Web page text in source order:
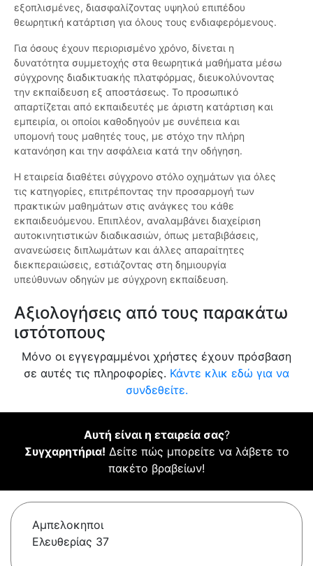
εξοπλισμένες, διασφαλίζοντας υψηλού επιπέδου
θεωρητική κατάρτιση για όλους τους ενδιαφερόμενους.
Για όσους έχουν περιορισμένο χρόνο, δίνεται η
δυνατότητα συμμετοχής στα θεωρητικά μαθήματα μέσω
σύγχρονης διαδικτυακής πλατφόρμας, διευκολύνοντας
την εκπαίδευση εξ αποστάσεως. Το προσωπικό
απαρτίζεται από εκπαιδευτές με άριστη κατάρτιση και
εμπειρία, οι οποίοι καθοδηγούν με συνέπεια και
υπομονή τους μαθητές τους, με στόχο την πλήρη
κατανόηση και την ασφάλεια κατά την οδήγηση.
Η εταιρεία διαθέτει σύγχρονο στόλο οχημάτων για όλες
τις κατηγορίες, επιτρέποντας την προσαρμογή των
πρακτικών μαθημάτων στις ανάγκες του κάθε
εκπαιδευόμενου. Επιπλέον, αναλαμβάνει διαχείριση
αυτοκινητιστικών διαδικασιών, όπως μεταβιβάσεις,
ανανεώσεις διπλωμάτων και άλλες απαραίτητες
διεκπεραιώσεις, εστιάζοντας στη δημιουργία
υπεύθυνων οδηγών με σύγχρονη εκπαίδευση.
Αξιολογήσεις από τους παρακάτω
ιστότοπους
Μόνο οι εγγεγραμμένοι χρήστες έχουν πρόσβαση
σε αυτές τις πληροφορίες. Κάντε κλικ εδώ για να
συνδεθείτε.
Αυτή είναι η εταιρεία σας?
Συγχαρητήρια! Δείτε πώς μπορείτε να λάβετε το
πακέτο βραβείων!
Αμπελοκηποι
Ελευθερίας 37